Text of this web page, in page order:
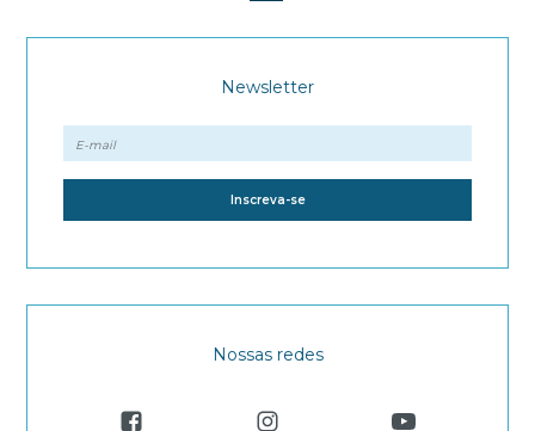
Newsletter
Nossas redes